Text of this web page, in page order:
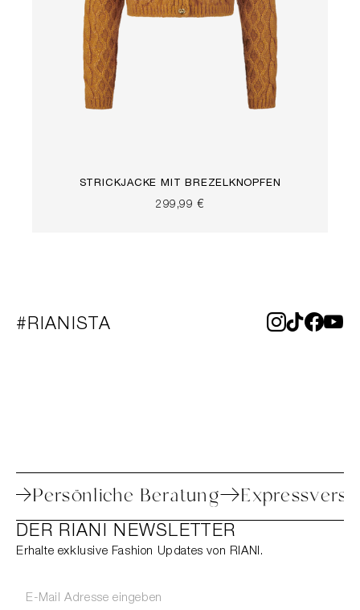
STRICKJACKE MIT BREZELKNÖPFEN
299,99 €
#RIANISTA
Persönliche Beratung
DER RIANI NEWSLETTER
Erhalte exklusive Fashion Updates von RIANI.